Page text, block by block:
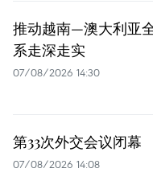
推动越南—澳大利亚
系走深走实
07/08/2026 14:30
第33次外交会议闭幕
07/08/2026 14:08